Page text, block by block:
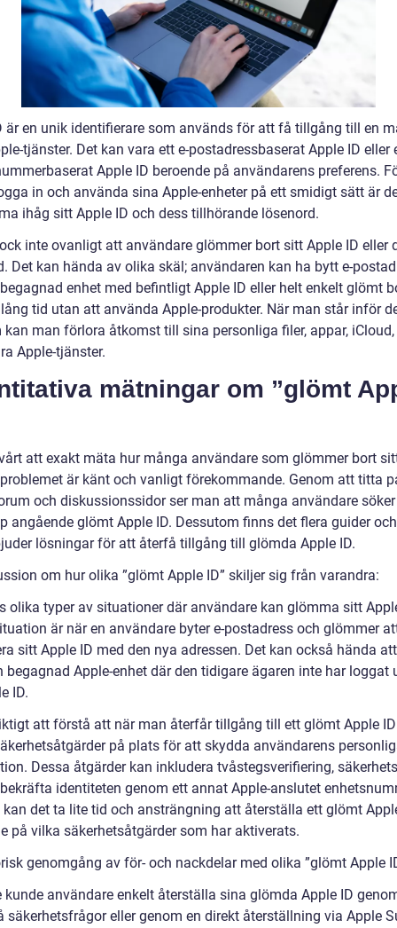
är en unik identifierare som används för att få tillgång till en
tjänster. Det kan vara ett e-postadressbaserat Apple ID eller
Apple ID beroende på användarens preferens.
in och använda sina Apple-enheter på ett smidigt sätt är
ihåg sitt Apple ID och dess tillhörande lösenord.
inte ovanligt att användare glömmer bort sitt Apple ID eller
Det kan hända av olika skäl; användaren kan ha bytt e-
enhet med befintligt Apple ID eller helt enkelt glömt
tid utan att använda Apple-produkter. När man står inför
kan man förlora åtkomst till sina personliga filer, appar,
Apple-tjänster.
mätningar om ”glömt
att exakt mäta hur många användare som glömmer bort
är känt och vanligt förekommande. Genom att titta
och diskussionssidor ser man att många användare
angående glömt Apple ID. Dessutom finns det flera guider
lösningar för att återfå tillgång till glömda Apple ID.
om hur olika ”glömt Apple ID” skiljer sig från varandra:
olika typer av situationer där användare kan glömma sitt
är när en användare byter e-postadress och glömmer
sitt Apple ID med den nya adressen. Det kan också hända
begagnad Apple-enhet där den tidigare ägaren inte har loggat
ID.
att förstå att när man återfår tillgång till ett glömt Apple
på plats för att skydda användarens
Dessa åtgärder kan inkludera tvåstegsverifiering,
identiteten genom ett annat Apple-anslutet
kan det ta lite tid och ansträngning att återställa ett glömt
på vilka säkerhetsåtgärder som har aktiverats.
genomgång av för- och nackdelar med olika ”glömt Apple
kunde användare enkelt återställa sina glömda Apple ID
säkerhetsfrågor eller genom en direkt återställning via Apple